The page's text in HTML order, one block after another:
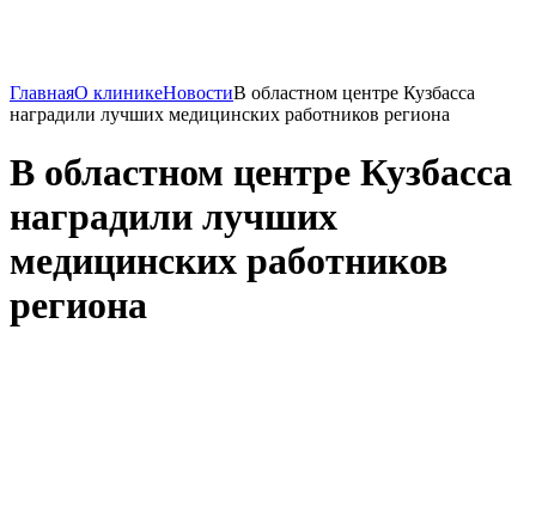
ГлавнаяО клиникеНовостиВ областном центре Кузбасса
наградили лучших медицинских работников региона
В областном центре Кузбасса
наградили лучших
медицинских работников
региона